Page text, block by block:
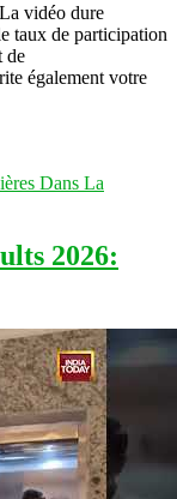
vidéo dure
taux de participation
de
également votre
Dans La
2026: